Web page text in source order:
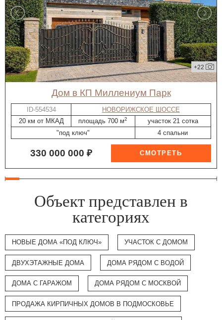
+22
дом в КП Миллениум Парк
ID-554534
НОВОРИЖСКОЕ ШОССЕ
20 км от МКАД
площадь 700 м2
участок 21 сотка
"под ключ"
4 спальни
330 000 000 ₽
Объект представлен в
категориях
НОВЫЕ ДОМА «ПОД КЛЮЧ» УЧАСТОК С ДОМОМ
ДВУХЭТАЖНЫЕ ДОМА ДОМА РЯДОМ С ВОДОЙ
ДОМА С ГАРАЖОМ ДОМА РЯДОМ С МОСКВОЙ
ПРОДАЖА КИРПИЧНЫХ ДОМОВ В ПОДМОСКОВЬЕ